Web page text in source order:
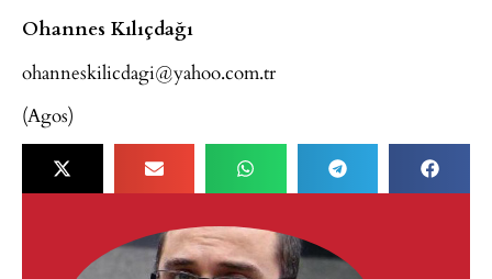
Ohannes Kılıçdağı
ohanneskilicdagi@yahoo.com.tr
(Agos)